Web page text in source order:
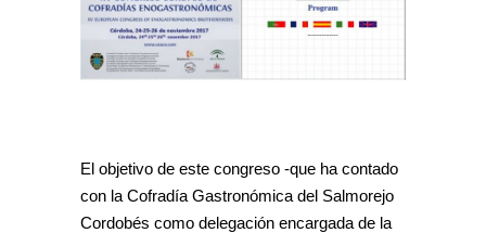
El objetivo de este congreso -que ha contado
con la Cofradía Gastronómica del Salmorejo
Cordobés como delegación encargada de la